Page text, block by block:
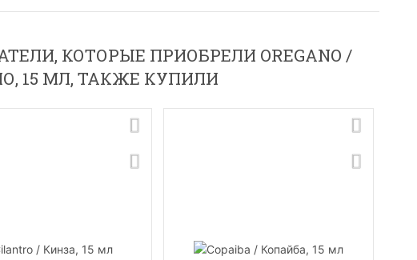
КОТОРЫЕ ПРИОБРЕЛИ OREGANO /
15 МЛ, ТАКЖЕ КУПИЛИ